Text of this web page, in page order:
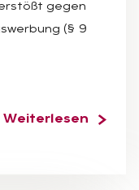
gegen
(§ 9
Weiterlesen